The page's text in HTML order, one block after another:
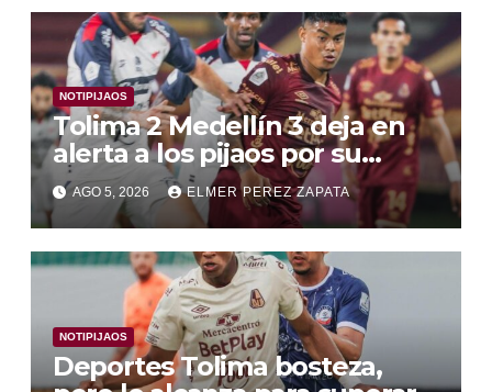
NOTIPIJAOS
Tolima 2 Medellín 3 deja en
alerta a los pijaos por su
fútbol irregular
AGO 5, 2026 ELMER PEREZ ZAPATA
NOTIPIJAOS
Deportes Tolima bosteza,